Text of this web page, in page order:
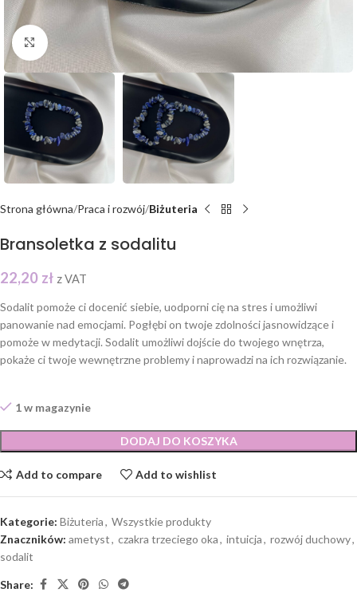
Click to enlarge
Strona główna Praca i rozwój Biżuteria
Bransoletka z sodalitu
22,20 zł z VAT
Sodalit pomoże ci docenić siebie, uodporni cię na stres i umożliwi
panowanie nad emocjami. Pogłębi on twoje zdolności jasnowidzące i
pomoże w medytacji. Sodalit umożliwi dojście do twojego wnętrza,
pokaże ci twoje wewnętrzne problemy i naprowadzi na ich rozwiązanie.
1 w magazynie
DODAJ DO KOSZYKA
Add to compare Add to wishlist
Kategorie: Biżuteria, Wszystkie produkty
Znaczników: ametyst, czakra trzeciego oka, intuicja, rozwój duchowy,
sodalit
Share: